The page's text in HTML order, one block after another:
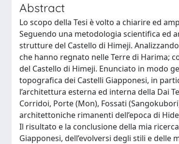
Abstract
Lo scopo della Tesi è volto a chiarire ed
Seguendo una metodologia scientifica ed
strutture del Castello di Himeji.
che hanno regnato nelle Terre di Harima;
del Castello di Himeji. Enunciato in modo
topografica dei Castelli Giapponesi, in
l’architettura esterna ed interna della Dai
Corridoi, Porte (Mon), Fossati
architettoniche rimanenti dell’epoca di
Il risultato e la conclusione della mia
Giapponesi, dell’evolversi degli stili e delle